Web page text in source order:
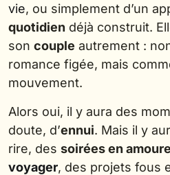
vie, ou simplement d’un
quotidien déjà construit.
son couple autrement :
romance figée, mais
mouvement.
Alors oui, il y aura des
doute, d’ennui. Mais il y
rire, des soirées en
voyager, des projets fous